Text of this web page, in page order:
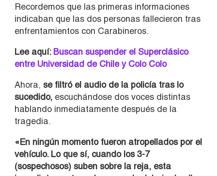
Recordemos que las primeras informaciones
indicaban que las dos personas fallecieron tras
enfrentamientos con Carabineros.
Lee aquí: Buscan suspender el Superclásico
entre Universidad de Chile y Colo Colo
Ahora, se filtró el audio de la policía tras lo
sucedido, escuchándose dos voces distintas
hablando inmediatamente después de la
tragedia.
«En ningún momento fueron atropellados por el
vehículo. Lo que sí, cuando los 3-7
(sospechosos) suben sobre la reja, esta